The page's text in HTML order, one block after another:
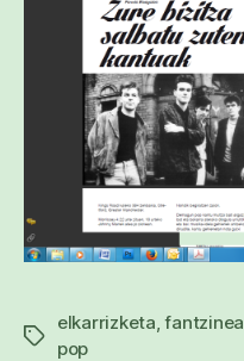
Etiketak
elkarrizketa,fantzinea
pop